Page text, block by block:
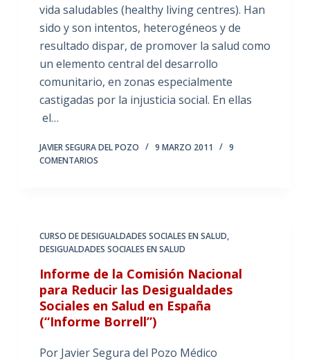
vida saludables (healthy living centres). Han
sido y son intentos, heterogéneos y de
resultado dispar, de promover la salud como
un elemento central del desarrollo
comunitario, en zonas especialmente
castigadas por la injusticia social. En ellas
el…
JAVIER SEGURA DEL POZO 9 MARZO 2011
9
COMENTARIOS
CURSO DE DESIGUALDADES SOCIALES EN SALUD,
DESIGUALDADES SOCIALES EN SALUD
Informe de la Comisión Nacional
para Reducir las Desigualdades
Sociales en Salud en España
(“Informe Borrell”)
Por Javier Segura del Pozo Médico